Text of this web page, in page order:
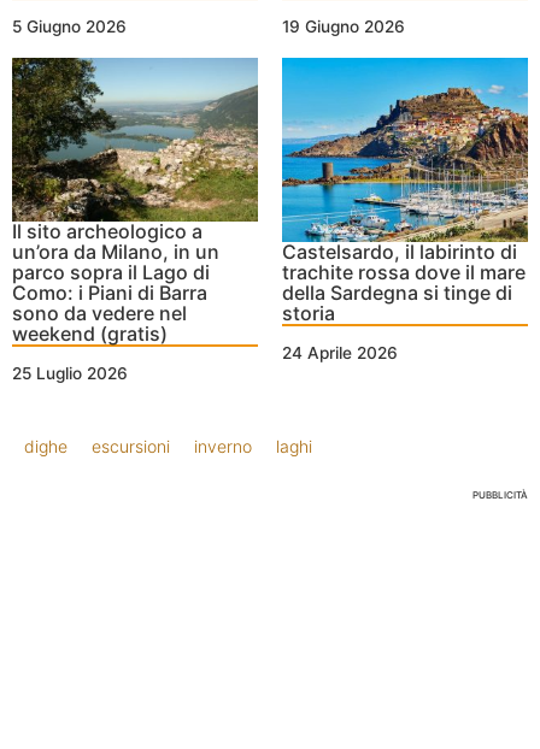
5 Giugno 2026 19 Giugno 2026
Il sito archeologico a
un’ora da Milano, in un
parco sopra il Lago di
Como: i Piani di Barra
sono da vedere nel
weekend (gratis)
25 Luglio 2026
Castelsardo, il labirinto di
trachite rossa dove il mare
della Sardegna si tinge di
storia
24 Aprile 2026
dighe escursioni inverno laghi
PUBBLICITÀ